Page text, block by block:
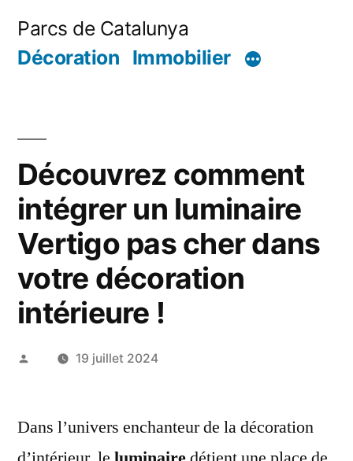
Parcs de Catalunya
Décoration Immobilier
Découvrez comment
intégrer un luminaire
Vertigo pas cher dans
votre décoration
intérieure !
Publié 19 juillet 2024
Dans l’univers enchanteur de la décoration